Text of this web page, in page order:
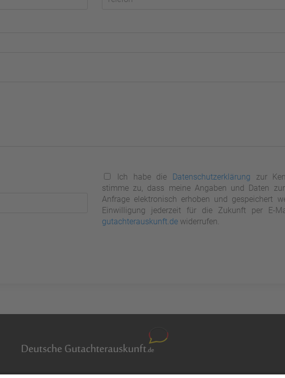
Ich habe die Datenschutzerklärung zur
stimme zu, dass meine Angaben und Daten
Anfrage elektronisch erhoben und gespeichert
Einwilligung jederzeit für die Zukunft per E-
gutachterauskunft.dewiderrufen.